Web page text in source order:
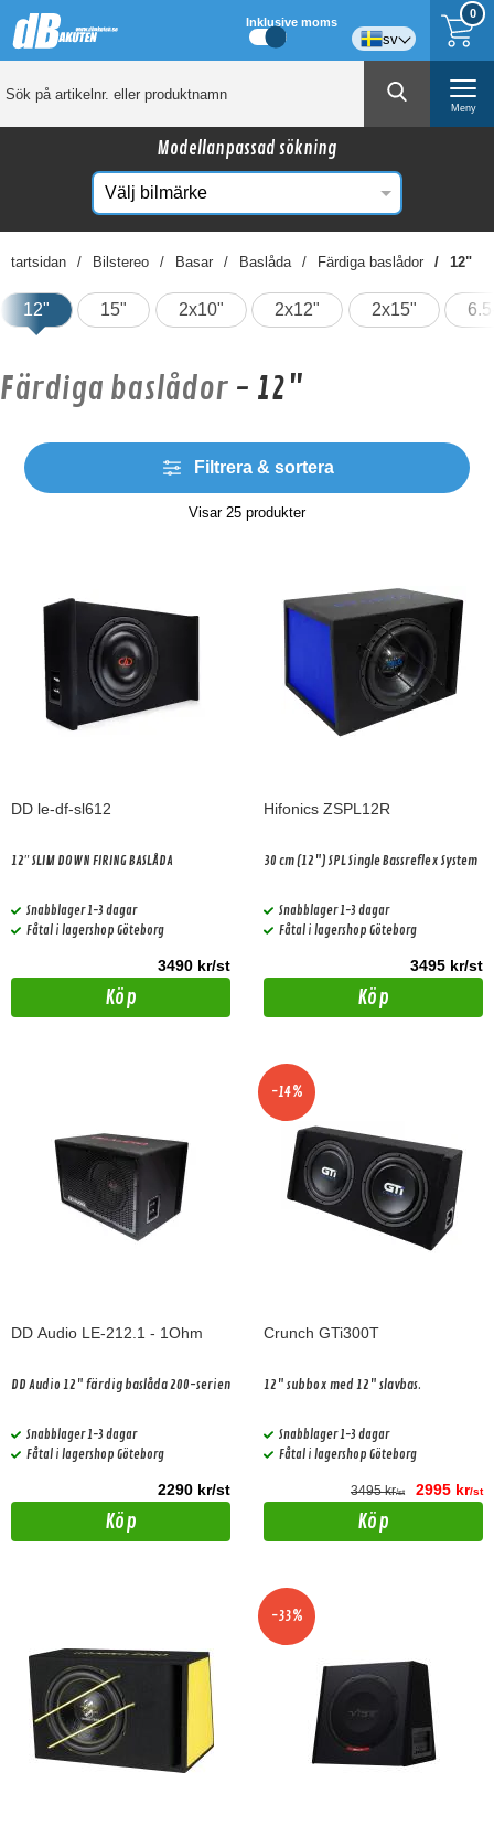
0
Inklusive moms
sv
Meny
Modellanpassad sökning
Startsidan Bilstereo Basar Baslåda Färdiga baslådor 12"
12" 15" 2x10" 2x12" 2x15"
Färdiga baslådor - 12"
Filtrera & sortera
Visar 25 produkter
DD le-df-sl612
12″ SLIM DOWN FIRING BASLÅDA
Snabblager 1-3 dagar
Fåtal i lagershop Göteborg
3490 kr/st
Köp
Hifonics ZSPL12R
30 cm (12") SPL Single Bassreflex System
Snabblager 1-3 dagar
Fåtal i lagershop Göteborg
3495 kr/st
Köp
DD Audio LE-212.1 - 1Ohm
DD Audio 12" färdig baslåda 200-serien
Snabblager 1-3 dagar
Fåtal i lagershop Göteborg
2290 kr/st
Köp
-14%
Crunch GTi300T
12" subbox med 12" slavbas.
Snabblager 1-3 dagar
Fåtal i lagershop Göteborg
3495 kr/st 2995 kr/st
Köp
-33%